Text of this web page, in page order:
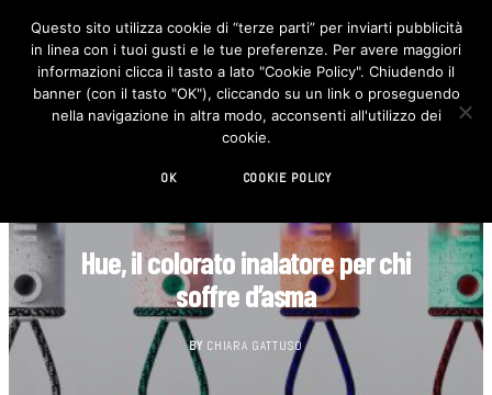
F
c
e
b
o
I
n
s
t
Hue, il colorato inalatore per chi
soffre d’asma
BY CHIARA GATTUSO
Questo sito utilizza cookie di “terze parti” per inviarti pubblicità
in linea con i tuoi gusti e le tue preferenze. Per avere maggiori
informazioni clicca il tasto a lato "Cookie Policy". Chiudendo il
banner (con il tasto "OK"), cliccando su un link o proseguendo
nella navigazione in altra modo, acconsenti all'utilizzo dei
cookie.
OK COOKIE POLICY